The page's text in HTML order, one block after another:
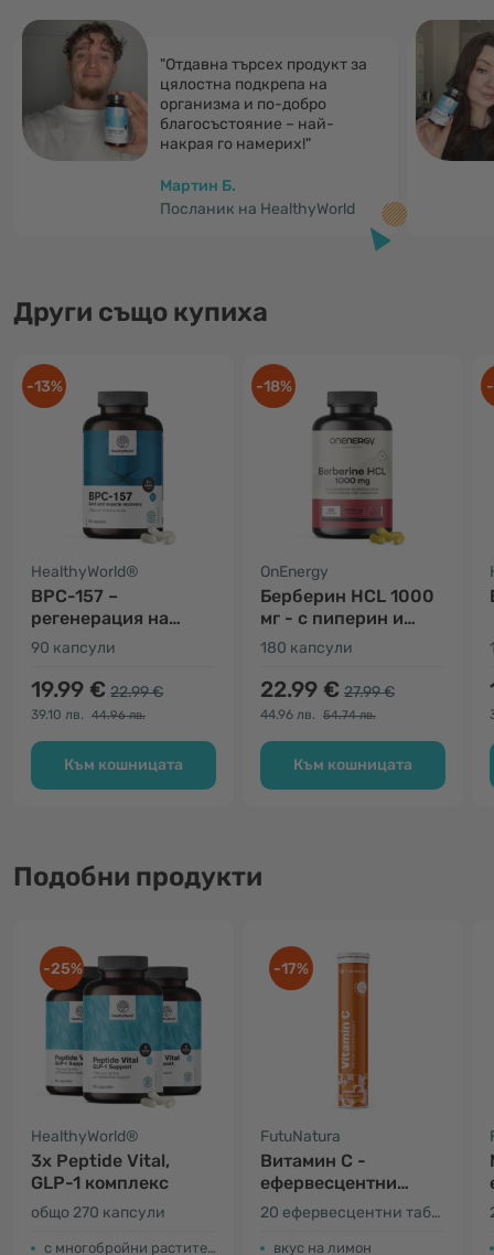
"Отдавна търсех продукт за
цялостна подкрепа на
организма и по-добро
благосъстояние – най-
накрая го намерих!"
Мартин Б.
Посланик на HealthyWorld
Други също купиха
-13%
HealthyWorld®
BPC-157 –
регенерация на
мускулите и ставите
90 капсули
19.99 € 22.99 €
39.10 лв. 44.96 лв.
Към кошницата
-18%
OnEnergy
Берберин HCL 1000
мг - с пиперин и
хром
180 капсули
22.99 € 27.99 €
44.96 лв. 54.74 лв.
Към кошницата
Подобни продукти
-25%
HealthyWorld®
3x Peptide Vital,
GLP-1 комплекс
общо 270 капсули
с многобройни растителни екстракти
-17%
FutuNatura
Витамин С -
ефервесцентни
таблетки
20 ефервесцентни таблетки
вкус на лимон